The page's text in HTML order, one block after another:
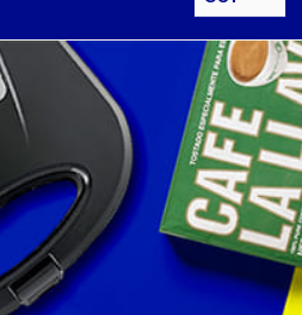
USD